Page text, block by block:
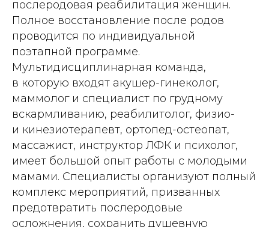
послеродовая реабилитация женщин.
Полное восстановление после родов
проводится по индивидуальной
поэтапной программе.
Мультидисциплинарная команда,
в которую входят акушер-гинеколог,
маммолог и специалист по грудному
вскармливанию, реабилитолог, физио-
и кинезиотерапевт, ортопед-остеопат,
массажист, инструктор ЛФК и психолог,
имеет большой опыт работы с молодыми
мамами. Специалисты организуют полный
комплекс мероприятий, призванных
предотвратить послеродовые
осложнения, сохранить душевную